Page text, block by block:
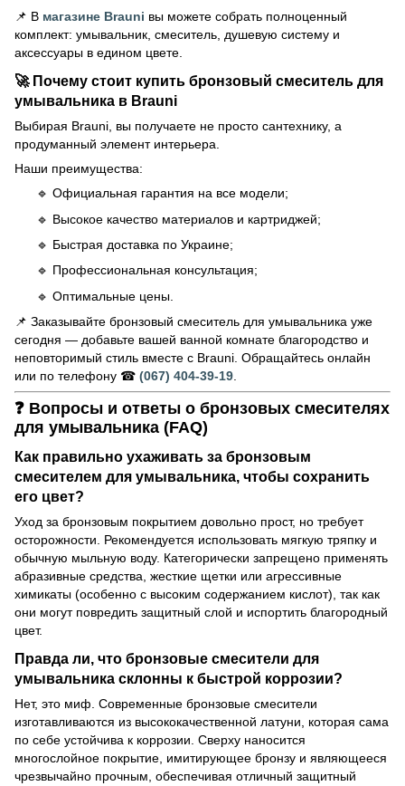
📌 В магазине Brauni вы можете собрать полноценный
комплект: умывальник, смеситель, душевую систему и
аксессуары в едином цвете.
🚀 Почему стоит купить бронзовый смеситель для
умывальника в Brauni
Выбирая Brauni, вы получаете не просто сантехнику, а
продуманный элемент интерьера.
Наши преимущества:
🔹 Официальная гарантия на все модели;
🔹 Высокое качество материалов и картриджей;
🔹 Быстрая доставка по Украине;
🔹 Профессиональная консультация;
🔹 Оптимальные цены.
📌 Заказывайте бронзовый смеситель для умывальника уже
сегодня — добавьте вашей ванной комнате благородство и
неповторимый стиль вместе с Brauni. Обращайтесь онлайн
или по телефону ☎ (067) 404-39-19
❓ Вопросы и ответы о бронзовых смесителях
для умывальника (FAQ)
Как правильно ухаживать за бронзовым
смесителем для умывальника, чтобы сохранить
его цвет?
Уход за бронзовым покрытием довольно прост, но требует
осторожности. Рекомендуется использовать мягкую тряпку и
обычную мыльную воду. Категорически запрещено применять
абразивные средства, жесткие щетки или агрессивные
химикаты (особенно с высоким содержанием кислот), так как
они могут повредить защитный слой и испортить благородный
цвет.
Правда ли, что бронзовые смесители для
умывальника склонны к быстрой коррозии?
Нет, это миф. Современные бронзовые смесители
изготавливаются из высококачественной латуни, которая сама
по себе устойчива к коррозии. Сверху наносится
многослойное покрытие, имитирующее бронзу и являющееся
чрезвычайно прочным, обеспечивая отличный защитный